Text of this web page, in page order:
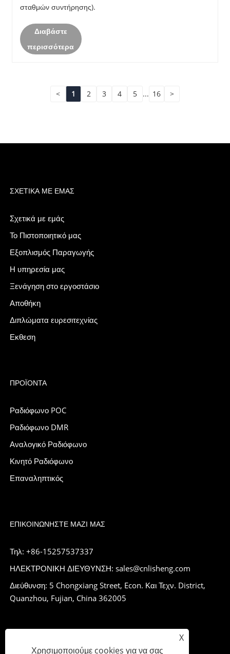
σταθμών συντήρησης).
Διαβάστε
περισσότερα
< 1 2 3 4 5 ... 16 >
ΣΧΕΤΙΚΆ ΜΕ ΕΜΆΣ
Σχετικά με εμάς
Το Πιστοποιητικό μας
Εξοπλισμός Παραγωγής
Η υπηρεσία μας
Ξενάγηση στο εργοστάσιο
Αποθήκη
Διπλώματα ευρεσιτεχνίας
Εκθεση
ΠΡΟΪΌΝΤΑ
Ραδιόφωνο POC
Ραδιόφωνο DMR
Αναλογικό Ραδιόφωνο
Κινητό Ραδιόφωνο
Επαναληπτικός
ΕΠΙΚΟΙΝΩΝΉΣΤΕ ΜΑΖΊ ΜΑΣ
Τηλ: +86-15257537337
ΗΛΕΚΤΡΟΝΙΚΗ ΔΙΕΥΘΥΝΣΗ: sales@cnlisheng.com
Διεύθυνση: 5 Chongxiang Street, Econ. Και Τεχν. District,
Quanzhou, Fujian, China 362005
X
Χρησιμοποιούμε cookies για να σας